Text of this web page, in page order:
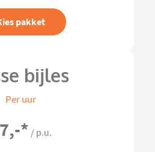
pakket
bijles
Per uur
* / p.u.